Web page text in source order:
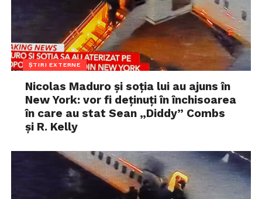
ȘTIRI EXTERNE
Nicolas Maduro și soția lui au ajuns în
New York: vor fi deținuți în închisoarea
în care au stat Sean „Diddy” Combs
și R. Kelly